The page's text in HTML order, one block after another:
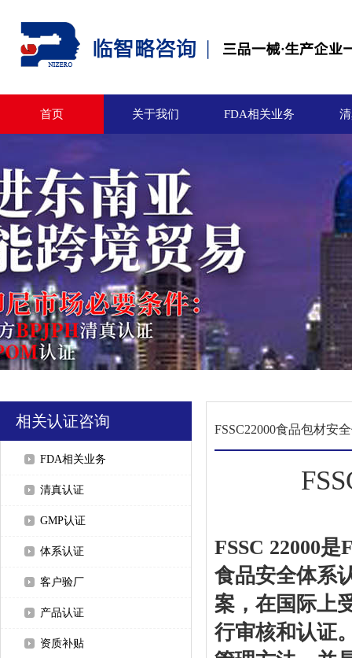
首页 关于我们 FDA相关业务
相关认证咨询
FDA相关业务
清真认证
GMP认证
体系认证
客户验厂
产品认证
资质补贴
FSSC22000食品包材安
FSSC 22000
食品安全体系
案，在国际上
行审核和认证